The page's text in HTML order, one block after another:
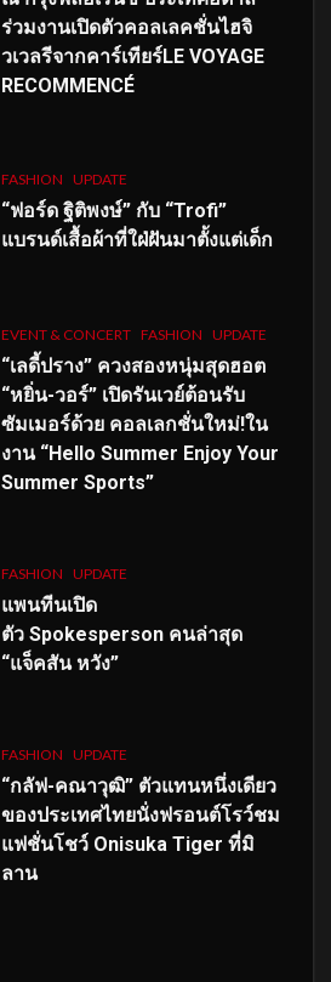
ร่วมงานเปิดตัวคอลเลคชั่นไฮจิ
วเวลรีจากคาร์เทียร์LE VOYAGE
RECOMMENCÉ
FASHION UPDATE
“ฟอร์ด ฐิติพงษ์” กับ “Trofi”
แบรนด์เสื้อผ้าที่ใฝ่ฝันมาตั้งแต่เด็ก
EVENT & CONCERT FASHION UPDATE
“เลดี้ปราง” ควงสองหนุ่มสุดฮอต
“หยิ่น-วอร์” เปิดรันเวย์ต้อนรับ
ซัมเมอร์ด้วย คอลเลกชั่นใหม่!ใน
งาน “Hello Summer Enjoy Your
Summer Sports”
FASHION UPDATE
แพนทีนเปิด
ตัว Spokesperson คนล่าสุด
“แจ็คสัน หวัง”
FASHION UPDATE
“กลัฟ-คณาวุฒิ” ตัวแทนหนึ่งเดียว
ของประเทศไทยนั่งฟรอนต์โรว์ชม
แฟชั่นโชว์ Onisuka Tiger ที่มิ
ลาน